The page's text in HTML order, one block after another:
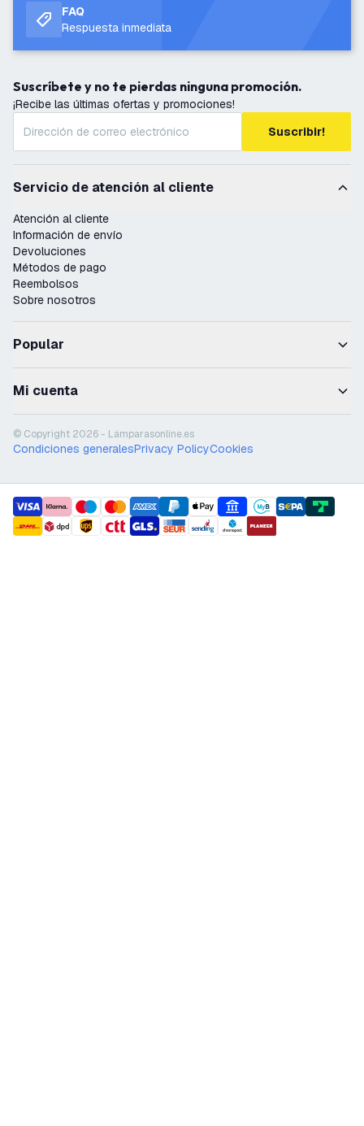
FAQ
Respuesta inmediata
Suscríbete y no te pierdas ninguna promoción.
¡Recibe las últimas ofertas y promociones!
Suscribir!
Servicio de atención al cliente
Atención al cliente
Información de envío
Devoluciones
Métodos de pago
Reembolsos
Sobre nosotros
Popular
Mi cuenta
© Copyright 2026 - Lámparasonline.es
Condiciones generalesPrivacy PolicyCookies
payment methods
shipment methods